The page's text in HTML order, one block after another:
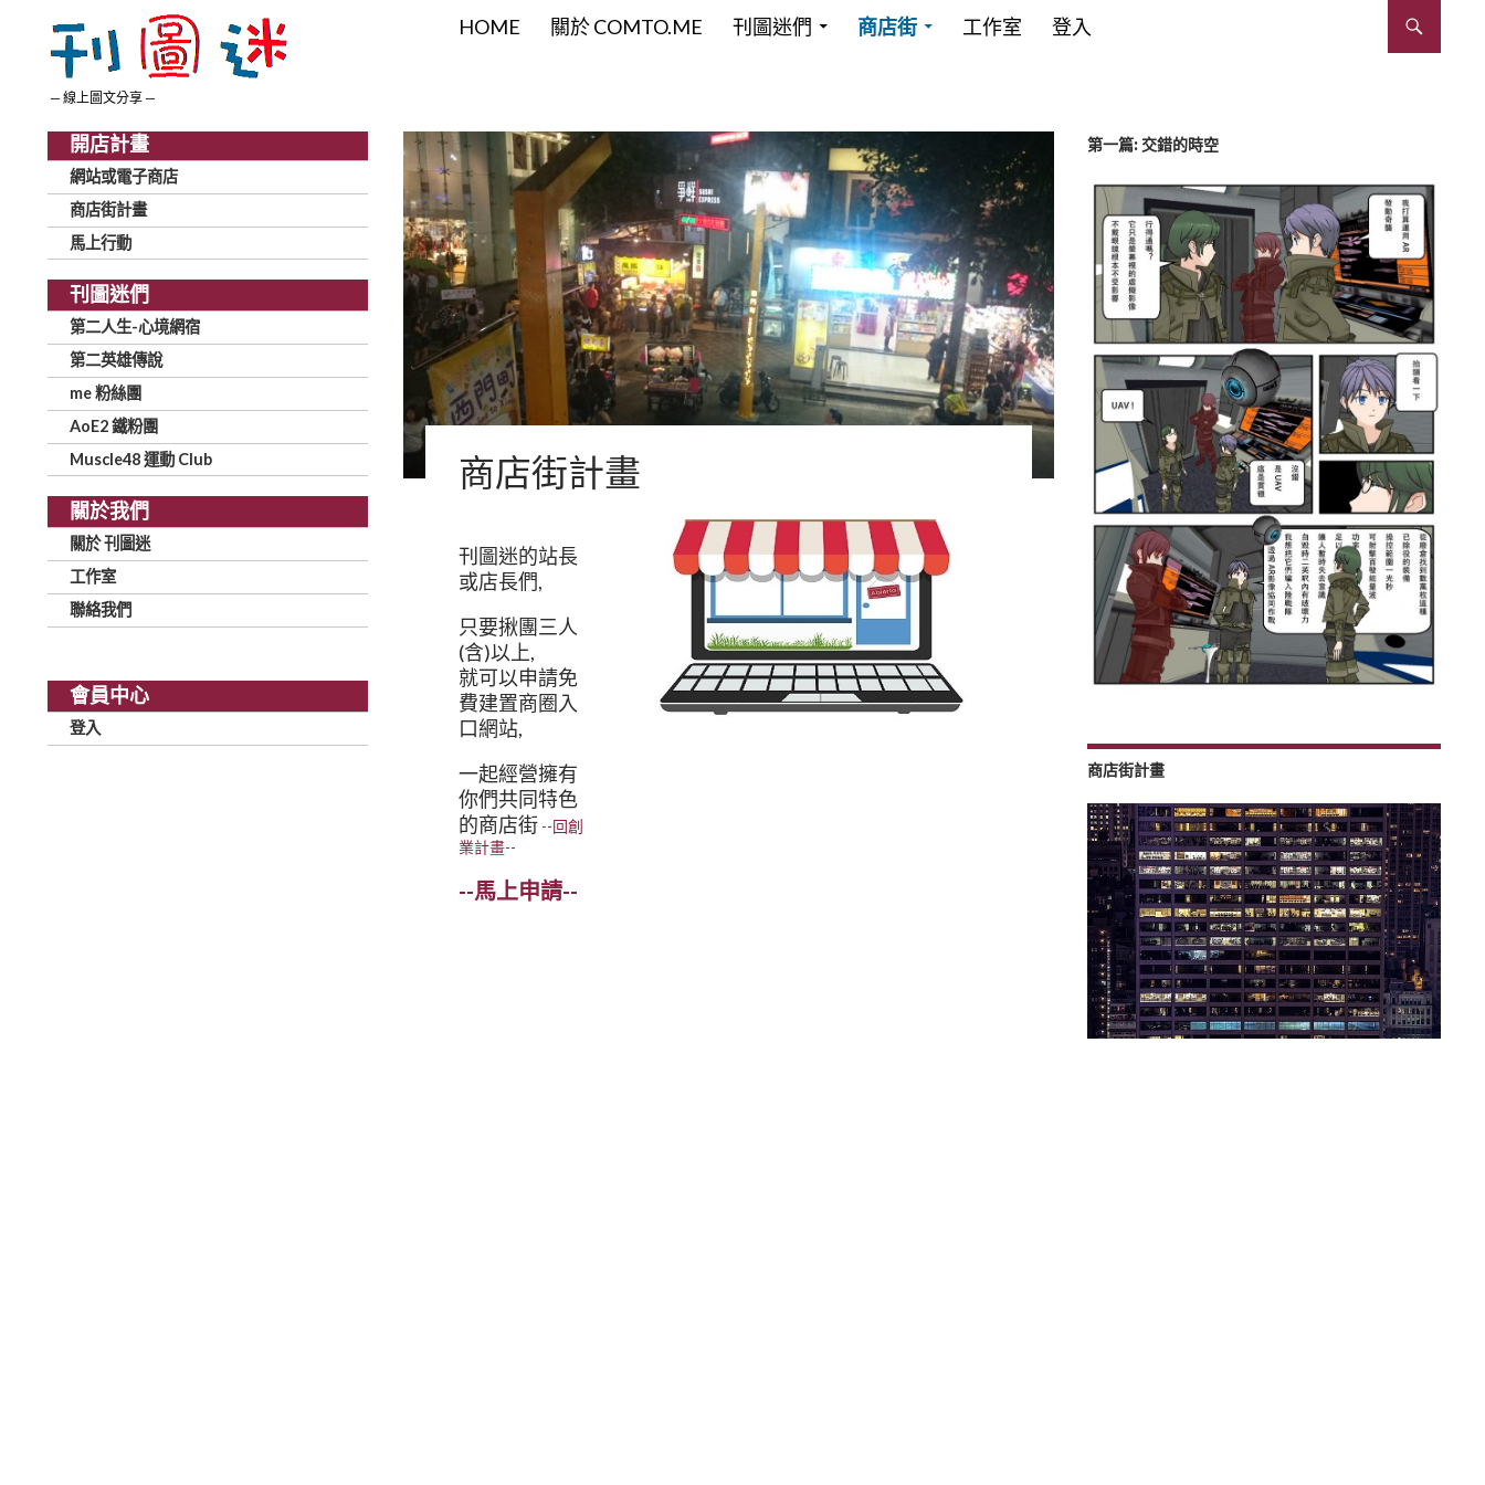
SKIP TO CONTENT
HOME 關於 COMTO.ME 刊圖迷們 商店街 工作室 登入
— 線上圖文分享 —
商店街計畫
刊圖迷的站長
或店長們,
只要揪團三人
(含)以上,
就可以申請免
費建置商圈入
口網站,
一起經營擁有
你們共同特色
的商店街 --回創
業計畫--
--馬上申請--
第一篇: 交錯的時空
商店街計畫
開店計畫
網站或電子商店
商店街計畫
馬上行動
刊圖迷們
第二人生-心境網宿
第二英雄傳說
me 粉絲團
AoE2 鐵粉團
Muscle48 運動 Club
關於我們
關於 刊圖迷
工作室
聯絡我們
會員中心
登入